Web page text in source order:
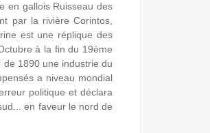
en gallois Ruisseau des
par la rivière Corintos,
est une réplique des
à la fin du 19ème
1890 une industrie du
a niveau mondial
politique et déclara
en faveur le nord de